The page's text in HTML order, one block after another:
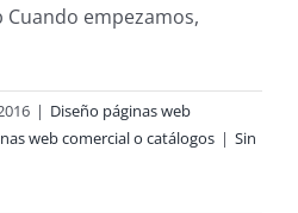
empezamos,
| Diseño páginas web
web comercial o catálogos | Sin